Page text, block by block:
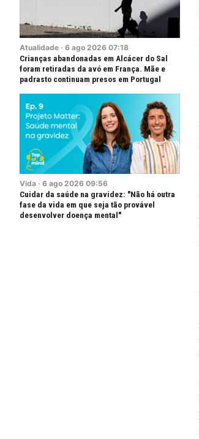
Atualidade · 6 ago 2026 07:18
Crianças abandonadas em Alcácer do Sal
foram retiradas da avó em França. Mãe e
padrasto continuam presos em Portugal
Vida · 6 ago 2026 09:56
Cuidar da saúde na gravidez: "Não há outra
fase da vida em que seja tão provável
desenvolver doença mental"